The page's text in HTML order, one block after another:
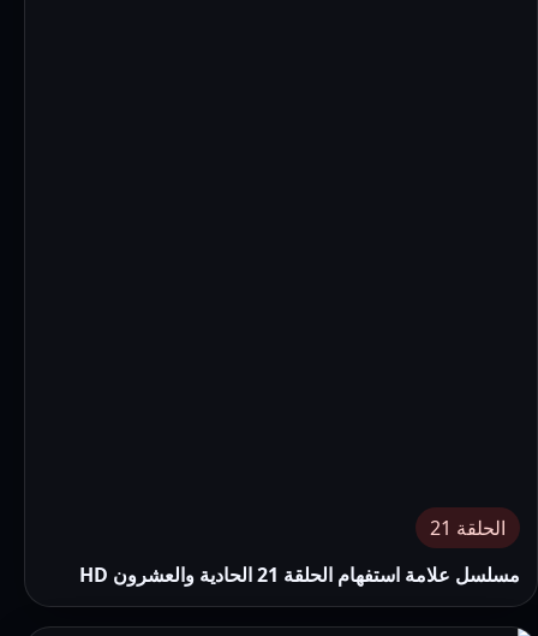
الحلقة 21
مسلسل علامة استفهام الحلقة 21 الحادية والعشرون HD